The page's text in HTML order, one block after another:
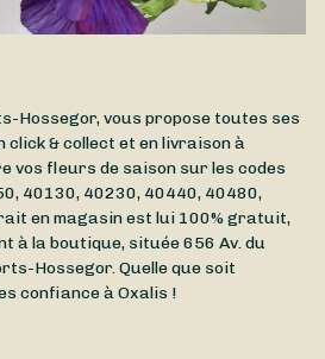
Hossegor, vous propose toutes ses
& collect et en livraison à
vos fleurs de saison sur les codes
40130, 40230, 40440, 40480,
en magasin est lui 100% gratuit,
à la boutique, située656 Av. du
Hossegor. Quelle que soit
confiance à Oxalis !